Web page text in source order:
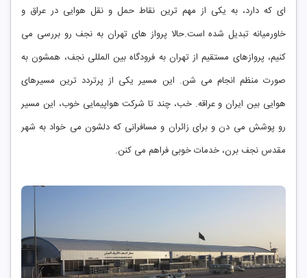
‌ای که دارد، به یکی از مهم ‌ترین نقاط حمل و نقل هوایی در عراق و
خاورمیانه تبدیل شده است.حالا پرواز های تهران به نجف رو بررسی می
کنیم، پروازهای مستقیم از تهران به فرودگاه بین ‌المللی نجف، همشون به
صورت منظم انجام می ‌شن. این مسیر یکی از پرتردد ترین مسیرهای
هوایی بین ایران و عراقه. خب، چند تا شرکت هواپیمایی خوب، این مسیر
رو پوشش می‌ دن و برای زائران و مسافرانی که دلشون می ‌خواد به شهر
مقدس نجف برن، خدمات خوبی فراهم می‌ کنن.